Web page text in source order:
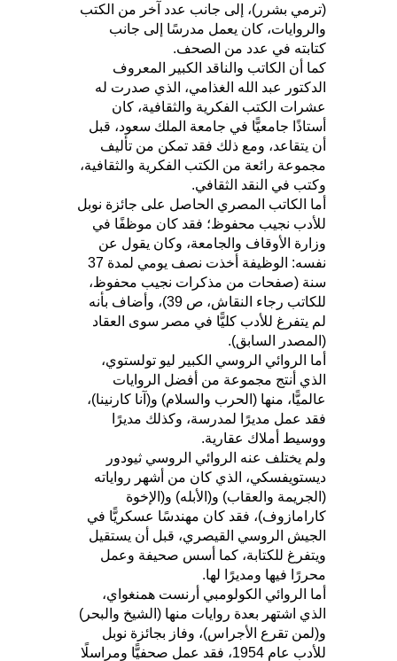
(ترمي بشرر)، إلى جانب عدد آخر من الكتب
والروايات، كان يعمل مدرسًا إلى جانب
كتابته في عدد من الصحف.
كما أن الكاتب والناقد الكبير المعروف
الدكتور عبد الله الغذامي، الذي صدرت له
عشرات الكتب الفكرية والثقافية، كان
أستاذًا جامعيًّا في جامعة الملك سعود، قبل
أن يتقاعد، ومع ذلك فقد تمكن من تأليف
مجموعة رائعة من الكتب الفكرية والثقافية،
وكتب في النقد الثقافي.
أما الكاتب المصري الحاصل على جائزة نوبل
للأدب نجيب محفوظ؛ فقد كان موظفًا في
وزارة الأوقاف والجامعة، وكان يقول عن
نفسه: الوظيفة أخذت نصف يومي لمدة 37
سنة (صفحات من مذكرات نجيب محفوظ،
للكاتب رجاء النقاش، ص 39)، وأضاف بأنه
لم يتفرغ للأدب كليًّا في مصر سوى العقاد
(المصدر السابق).
أما الروائي الروسي الكبير ليو تولستوي،
الذي أنتج مجموعة من أفضل الروايات
عالميًّا، منها (الحرب والسلام) و(آنا كارنينا)،
فقد عمل مديرًا لمدرسة، وكذلك مديرًا
ووسيط أملاك عقارية.
ولم يختلف عنه الروائي الروسي ثيودور
ديستويفسكي، الذي كان من أشهر رواياته
(الجريمة والعقاب) و(الأبله) و(الإخوة
كارامازوف)، فقد كان مهندسًا عسكريًّا في
الجيش الروسي القيصري، قبل أن يستقيل
ويتفرغ للكتابة، كما أسس صحيفة وعمل
محررًا فيها ومديرًا لها.
أما الروائي الكولومبي أرنست همنغواي،
الذي اشتهر بعدة روايات منها (الشيخ والبحر)
و(لمن تقرع الأجراس)، وفاز بجائزة نوبل
للأدب عام 1954، فقد عمل صحفيًّا ومراسلًا